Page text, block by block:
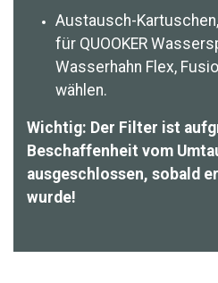
Austausch-
für QUOOKER
Wasserhahn Flex,
wählen.
Wichtig: Der Filter ist
Beschaffenheit vom
ausgeschlossen, sobald
wurde!